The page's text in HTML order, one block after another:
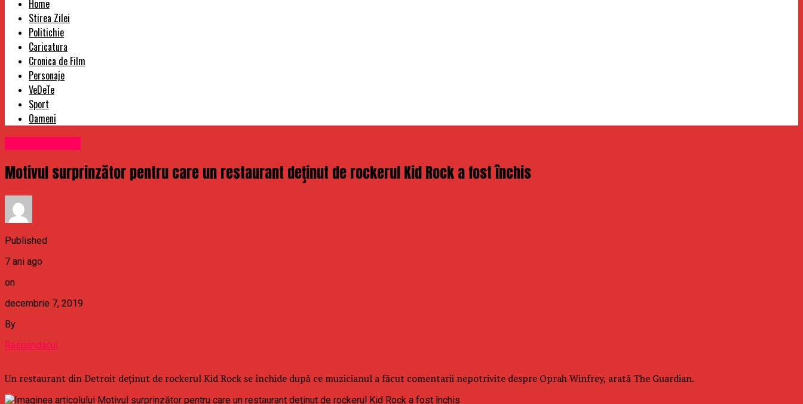
Home
Stirea Zilei
Politichie
Caricatura
Cronica de Film
Personaje
VeDeTe
Sport
Oameni
Motivul surprinzător pentru care un restaurant deţinut de rockerul Kid Rock a fost închis
Published
7 ani ago
on
decembrie 7, 2019
By
Raspandacul
Un restaurant din Detroit deţinut de rockerul Kid Rock se închide după ce muzicianul a făcut comentarii nepotrivite despre Oprah Winfrey, arată The Guardian.